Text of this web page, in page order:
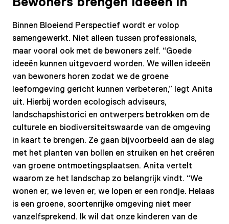
Binnen Bloeiend Perspectief wordt er volop
samengewerkt. Niet alleen tussen professionals,
maar vooral ook met de bewoners zelf. “Goede
ideeën kunnen uitgevoerd worden. We willen ideeën
van bewoners horen zodat we de groene
leefomgeving gericht kunnen verbeteren,” legt Anita
uit. Hierbij worden ecologisch adviseurs,
landschapshistorici en ontwerpers betrokken om de
culturele en biodiversiteitswaarde van de omgeving
in kaart te brengen. Ze gaan bijvoorbeeld aan de slag
met het planten van bollen en struiken en het creëren
van groene ontmoetingsplaatsen. Anita vertelt
waarom ze het landschap zo belangrijk vindt. “We
wonen er, we leven er, we lopen er een rondje. Helaas
is een groene, soortenrijke omgeving niet meer
vanzelfsprekend. Ik wil dat onze kinderen van de